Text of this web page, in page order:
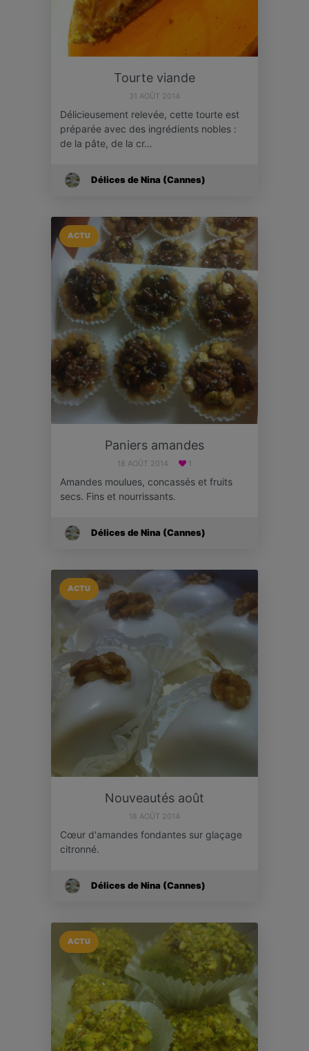
Tourte viande
31 AOÛT 2014
Délicieusement relevée, cette tourte est
préparée avec des ingrédients nobles :
de la pâte, de la cr…
Délices de Nina (Cannes)
ACTU
Paniers amandes
18 AOÛT 2014 1
Amandes moulues, concassés et fruits
secs. Fins et nourrissants.
Délices de Nina (Cannes)
ACTU
Nouveautés août
18 AOÛT 2014
Cœur d'amandes fondantes sur glaçage
citronné.
Délices de Nina (Cannes)
ACTU